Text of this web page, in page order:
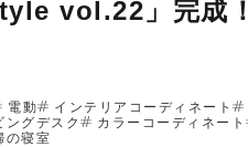
vol.22」完成！
電動 インテリアコーディネート
ングデスク カラーコーディネート
の寝室